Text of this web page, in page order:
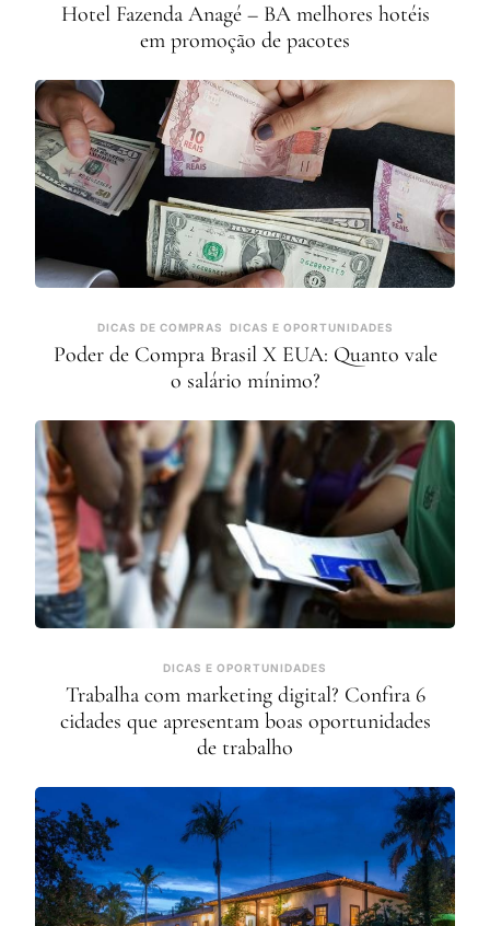
Hotel Fazenda Anagé – BA melhores hotéis
em promoção de pacotes
DICAS DE COMPRAS DICAS E OPORTUNIDADES
Poder de Compra Brasil X EUA: Quanto vale
o salário mínimo?
DICAS E OPORTUNIDADES
Trabalha com marketing digital? Confira 6
cidades que apresentam boas oportunidades
de trabalho